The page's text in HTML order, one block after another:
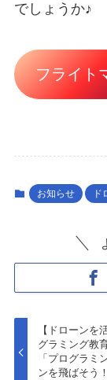
でしょうか♪
フライト
お知らせ ド
【ドローンを
グラミング教
「プログラミ
ンを飛ばそう